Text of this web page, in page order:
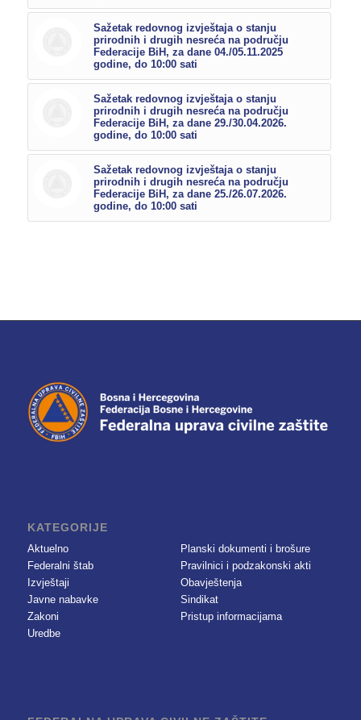
Sažetak redovnog izvještaja o stanju
prirodnih i drugih nesreća na području
Federacije BiH, za dane 04./05.11.2025
godine, do 10:00 sati
Sažetak redovnog izvještaja o stanju
prirodnih i drugih nesreća na području
Federacije BiH, za dane 29./30.04.2026.
godine, do 10:00 sati
Sažetak redovnog izvještaja o stanju
prirodnih i drugih nesreća na području
Federacije BiH, za dane 25./26.07.2026.
godine, do 10:00 sati
KATEGORIJE
Aktuelno
Federalni štab
Izvještaji
Javne nabavke
Zakoni
Uredbe
Planski dokumenti i brošure
Pravilnici i podzakonski akti
Obavještenja
Sindikat
Pristup informacijama